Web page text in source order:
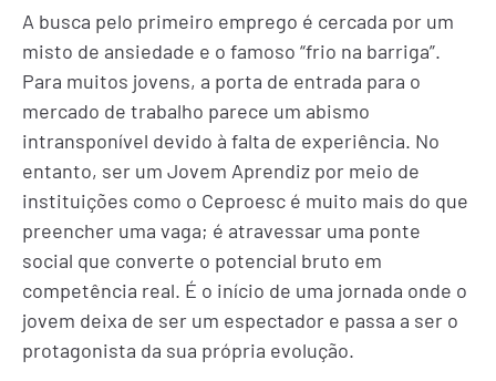
A busca pelo primeiro emprego é cercada por um
misto de ansiedade e o famoso “frio na barriga”.
Para muitos jovens, a porta de entrada para o
mercado de trabalho parece um abismo
intransponível devido à falta de experiência. No
entanto, ser um Jovem Aprendiz por meio de
instituições como o Ceproesc é muito mais do que
preencher uma vaga; é atravessar uma ponte
social que converte o potencial bruto em
competência real. É o início de uma jornada onde o
jovem deixa de ser um espectador e passa a ser o
protagonista da sua própria evolução.